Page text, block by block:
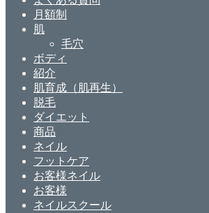
月額制
肌
毛穴
ボディ
紹介
肌育成（肌再生）
脱毛
ダイエット
商品
ネイル
フットケア
お客様ネイル
お客様
ネイルスクール